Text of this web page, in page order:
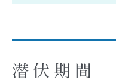
潜伏期間